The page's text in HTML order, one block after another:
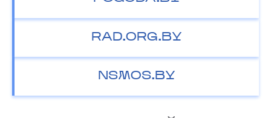
RAD.ORG.BY
NSMOS.BY